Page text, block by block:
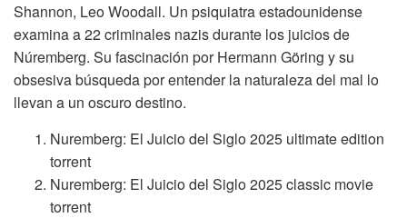
Shannon, Leo Woodall. Un psiquiatra estadounidense
examina a 22 criminales nazis durante los juicios de
Núremberg. Su fascinación por Hermann Göring y su
obsesiva búsqueda por entender la naturaleza del mal lo
llevan a un oscuro destino.
Nuremberg: El Juicio del Siglo 2025 ultimate edition
torrent
Nuremberg: El Juicio del Siglo 2025 classic movie
torrent